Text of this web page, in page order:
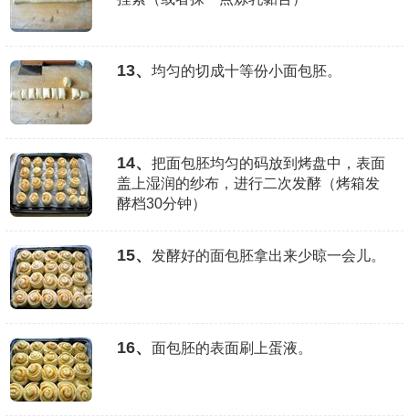
13、 均匀的切成十等份小面包胚。
14、
把面包胚均匀的码放到烤盘中，表面
盖上湿润的纱布，进行二次发酵（烤箱发
酵档30分钟）
15、 发酵好的面包胚拿出来少晾一会儿。
16、 面包胚的表面刷上蛋液。